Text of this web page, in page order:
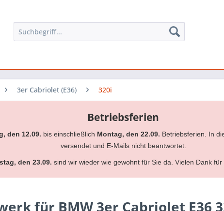
3er Cabriolet (E36) 320i
Betriebsferien
den 12.09. bis einschließlich Montag, den 22.09. Betriebsferien. In
versendet und E-Mails nicht beantwortet.
den 23.09. sind wir wieder wie gewohnt für Sie da. Vielen Dank für
für BMW 3er Cabriolet E36